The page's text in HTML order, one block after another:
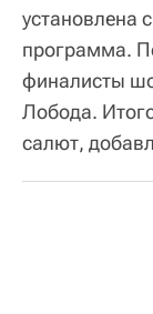
установлена
программа.
финалисты
Лобода.
салют,